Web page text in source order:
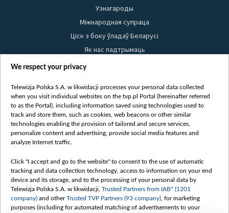
Узнагароды
Міжнародная супраца
Ціск з боку ўладаў Беларусі
Як нас падтрымаць
Правілы выкарыстання матэрыялаў
Бяспека
Youtube
Белсат news
Белсат Shorts
Жэстачайшы мульт
Belsat English
Biełsat PL
Белсат Now
We respect your privacy
Telewizja Polska S.A. w likwidacji processes your personal data collected
when you visit individual websites on the tvp.pl Portal (hereinafter referred
to as the Portal), including information saved using technologies used to
track and store them, such as cookies, web beacons or other similar
technologies enabling the provision of tailored and secure services,
personalize content and advertising, provide social media features and
analyze Internet traffic.
Click "I accept and go to the website" to consent to the use of automatic
tracking and data collection technology, access to information on your end
device and its storage, and to the processing of your personal data by
Telewizja Polska S.A. w likwidacji, Trusted Partners from IAB* (1201
company) and otherTrusted TVP Partners (93 company) , for marketing
purposes (including for automated matching of advertisements to your